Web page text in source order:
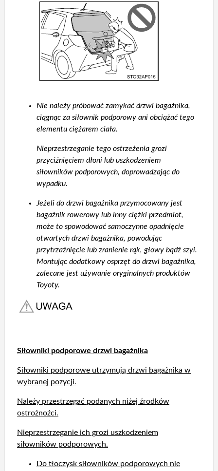
Nie należy próbować zamykać drzwi bagażnika,
ciągnąc za siłownik podporowy ani obciążać tego
elementu ciężarem ciała.
Nieprzestrzeganie tego ostrzeżenia grozi
przyciźnięciem dłoni lub uszkodzeniem
siłowników podporowych, doprowadzając do
wypadku.
Jeżeli do drzwi bagażnika przymocowany jest
bagażnik rowerowy lub inny ciężki przedmiot,
może to spowodować samoczynne opadnięcie
otwartych drzwi bagażnika, powodując
przytrzaźnięcie lub zranienie rąk, głowy bądź szyi.
Montując dodatkowy osprzęt do drzwi bagażnika,
zalecane jest używanie oryginalnych produktów
Toyoty.
Siłowniki podporowe drzwi bagażnika
Siłowniki podporowe utrzymują drzwi bagażnika w
wybranej pozycji.
Należy przestrzegać podanych niżej źrodków
ostrożnoźci.
Nieprzestrzeganie ich grozi uszkodzeniem
siłowników podporowych.
Do tłoczysk siłowników podporowych nie